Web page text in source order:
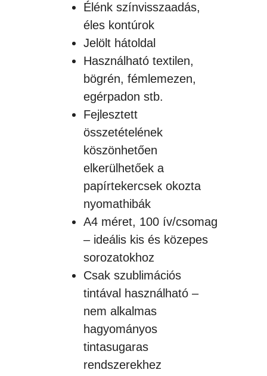
Élénk színvisszaadás,
éles kontúrok
Jelölt hátoldal
Használható textilen,
bögrén, fémlemezen,
egérpadon stb.
Fejlesztett
összetételének
köszönhetően
elkerülhetőek a
papírtekercsek okozta
nyomathibák
A4 méret, 100 ív/csomag
– ideális kis és közepes
sorozatokhoz
Csak szublimációs
tintával használható –
nem alkalmas
hagyományos
tintasugaras
rendszerekhez